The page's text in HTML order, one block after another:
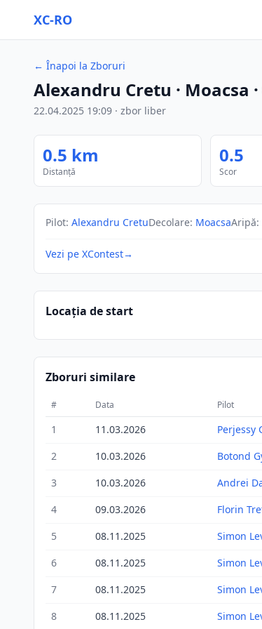
XC-RO
← Înapoi la Zboruri
Alexandru Cretu · Moacsa ·
22.04.2025 19:09 · zbor liber
0.5 km
Distanță
0.5
Scor
Pilot: Alexandru CretuDecolare: MoacsaAripă:
Vezi pe XContest→
Locația de start
Zboruri similare
# Data Pilot
1 11.03.2026 Perjessy
2
10.03.2026 Botond
3
10.03.2026 Andrei
4
09.03.2026 Florin
5
08.11.2025 Simon
6
08.11.2025 Simon
7
08.11.2025 Simon
8
08.11.2025 Simon